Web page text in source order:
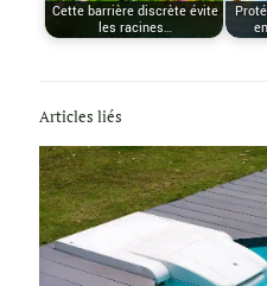
Cette barrière discrète évite
les racines…
Articles liés